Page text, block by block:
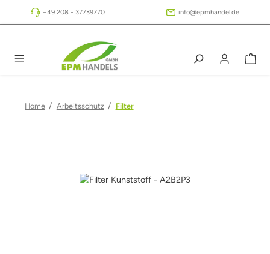
Zum Hauptinhalt springen
+49 208 - 37739770 info@epmhandel.de
Home / Arbeitsschutz / Filter
Bildergalerie überspringen